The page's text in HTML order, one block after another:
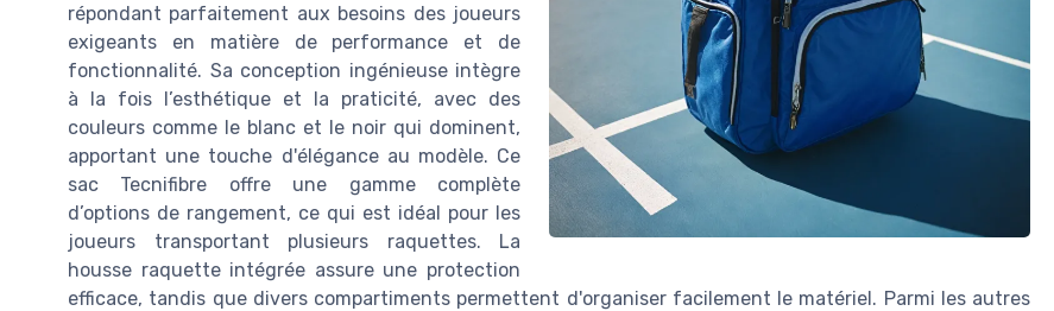
répondant parfaitement aux besoins des joueurs
exigeants en matière de performance et de
fonctionnalité. Sa conception ingénieuse intègre
à la fois l’esthétique et la praticité, avec des
couleurs comme le blanc et le noir qui dominent,
apportant une touche d'élégance au modèle. Ce
sac Tecnifibre offre une gamme complète
d’options de rangement, ce qui est idéal pour les
joueurs transportant plusieurs raquettes. La
housse raquette intégrée assure une protection
efficace, tandis que divers compartiments permettent d'organiser facilement le matériel. Parmi les autres